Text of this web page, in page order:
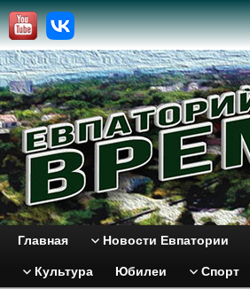
Главная Новости Евпатории
Культура Юбилеи Спорт